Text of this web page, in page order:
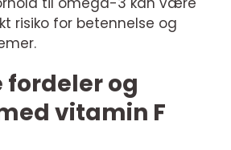
risiko for betennelse og
fordeler og
vitamin F